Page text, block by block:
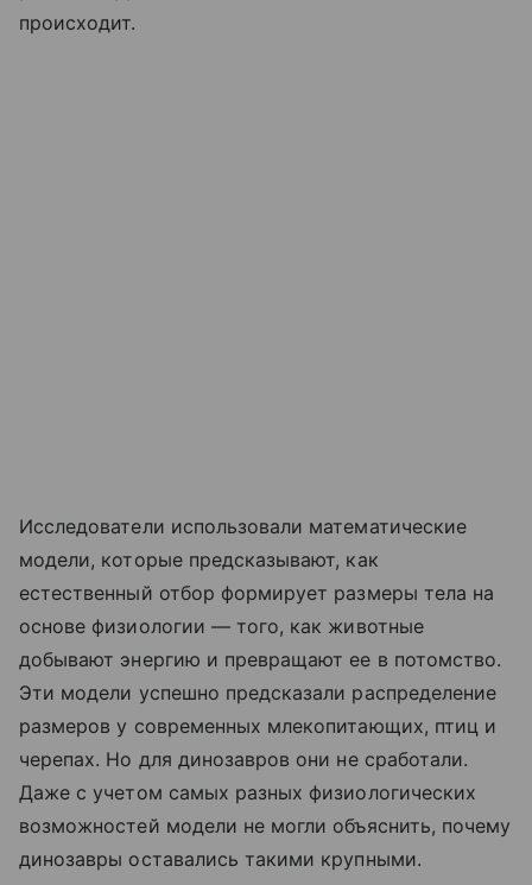
происходит.
Исследователи использовали математические
модели, которые предсказывают, как
естественный отбор формирует размеры тела на
основе физиологии — того, как животные
добывают энергию и превращают ее в потомство.
Эти модели успешно предсказали распределение
размеров у современных млекопитающих, птиц и
черепах. Но для динозавров они не сработали.
Даже с учетом самых разных физиологических
возможностей модели не могли объяснить, почему
динозавры оставались такими крупными.